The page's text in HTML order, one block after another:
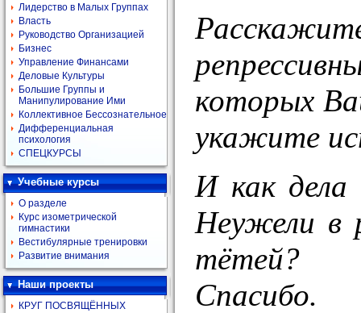
Лидерство в Малых Группах
Власть
Руководство Организацией
Бизнес
Управление Финансами
Деловые Культуры
Большие Группы и
Манипулирование Ими
Коллективное Бессознательное
Дифференциальная
психология
СПЕЦКУРСЫ
Учебные курсы
О разделе
Курс изометрической
гимнастики
Вестибулярные тренировки
Развитие внимания
Наши проекты
КРУГ ПОСВЯЩЁННЫХ
которых
укажите
И как дела
Неужели в
тётей?
Спасибо.